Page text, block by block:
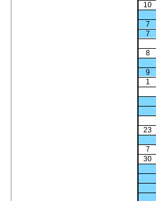
10
7
7
8
9
1
23
7
30